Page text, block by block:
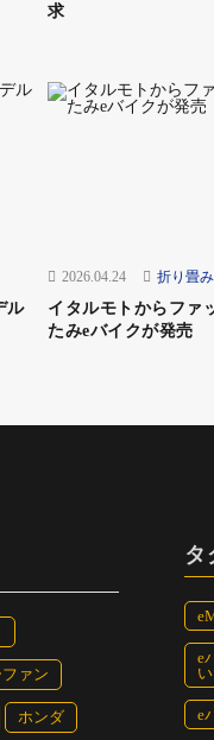
求
ル
2026.04.24 折り畳
イタルモトからファ
たみeバイクが発売
ァン
ホンダ
タ
e
e